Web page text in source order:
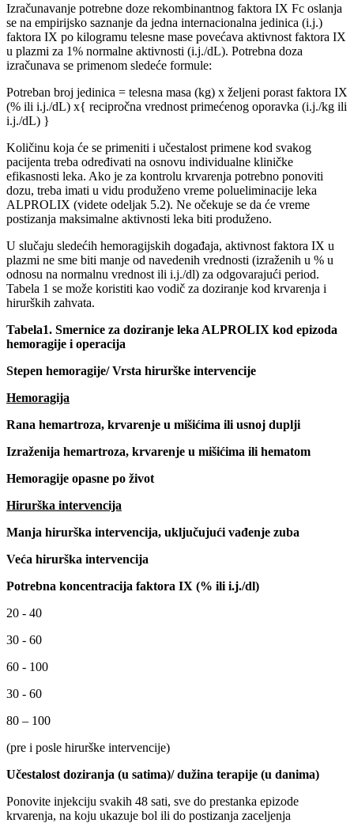
Izračunavanje potrebne doze rekombinantnog faktora IX Fc oslanja
se na empirijsko saznanje da jedna internacionalna jedinica (i.j.)
faktora IX po kilogramu telesne mase povećava aktivnost faktora IX
u plazmi za 1% normalne aktivnosti (i.j./dL). Potrebna doza
izračunava se primenom sledeće formule:
Potreban broj jedinica = telesna masa (kg) x željeni porast faktora IX
(% ili i.j./dL) x{ recipročna vrednost primećenog oporavka (i.j./kg ili
i.j./dL) }
Količinu koja će se primeniti i učestalost primene kod svakog
pacijenta treba određivati na osnovu individualne kliničke
efikasnosti leka. Ako je za kontrolu krvarenja potrebno ponoviti
dozu, treba imati u vidu produženo vreme polueliminacije leka
ALPROLIX (videte odeljak 5.2). Ne očekuje se da će vreme
postizanja maksimalne aktivnosti leka biti produženo.
U slučaju sledećih hemoragijskih događaja, aktivnost faktora IX u
plazmi ne sme biti manje od navedenih vrednosti (izraženih u % u
odnosu na normalnu vrednost ili i.j./dl) za odgovarajući period.
Tabela 1 se može koristiti kao vodič za doziranje kod krvarenja i
hirurških zahvata.
Tabela1. Smernice za doziranje leka ALPROLIX kod epizoda
hemoragije i operacija
Stepen hemoragije/ Vrsta hirurške intervencije
Hemoragija
Rana hemartroza, krvarenje u mišićima ili usnoj duplji
Izraženija hemartroza, krvarenje u mišićima ili hematom
Hemoragije opasne po život
Hirurška intervencija
Manja hirurška intervencija, uključujući vađenje zuba
Veća hirurška intervencija
Potrebna koncentracija faktora IX (% ili i.j./dl)
20 - 40
30 - 60
60 - 100
30 - 60
80 – 100
(pre i posle hirurške intervencije)
Učestalost doziranja (u satima)/ dužina terapije (u danima)
Ponovite injekciju svakih 48 sati, sve do prestanka epizode
krvarenja, na koju ukazuje bol ili do postizanja zaceljenja